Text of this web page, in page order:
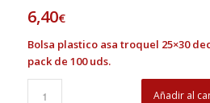
6,40€
Bolsa plastico asa troquel 25×30
pack de 100 uds.
Añadir al